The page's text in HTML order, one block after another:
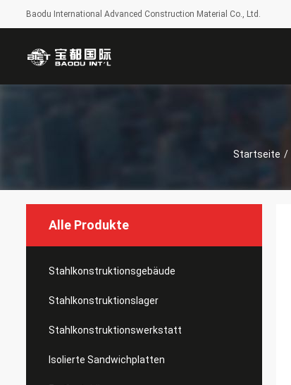
Baodu International Advanced Construction Material Co., Ltd.
Startseite /
Alle Produkte
Stahlkonstruktionsgebäude
Stahlkonstruktionslager
Stahlkonstruktionswerkstatt
Isolierte Sandwichplatten